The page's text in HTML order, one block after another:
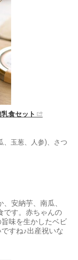
食セット
、玉葱、人参)、さつ
安納芋、南瓜、
です。赤ちゃんの
味を生かしたベビ
すね♪出産祝いな